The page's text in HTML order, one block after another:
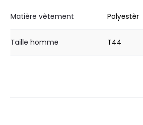
Matière vêtement Polyestèr
Taille homme T44